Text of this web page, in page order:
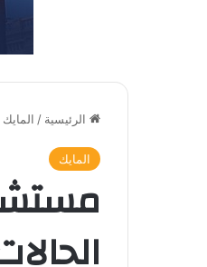
الرئيسية / المايك
المايك